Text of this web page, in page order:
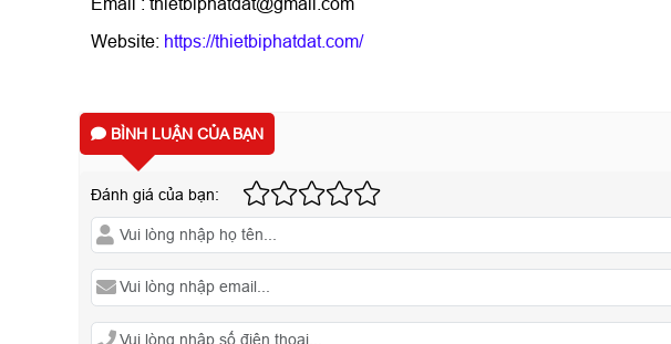
Website: https://thietbiphatdat.com/
BÌNH LUẬN CỦA BẠN
Đánh giá của bạn: